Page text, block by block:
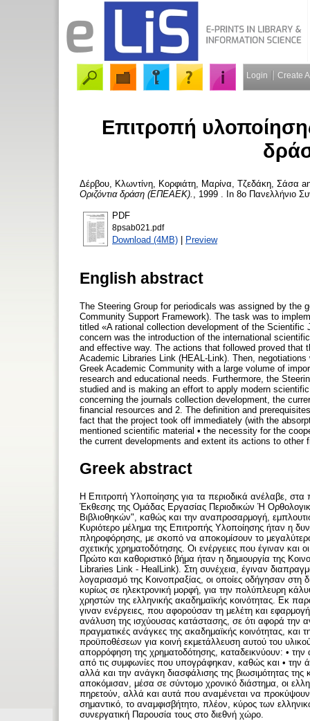
Login Create
Επιτροπή
Δέρβου, Κλωντίνη Κορφιάτη, Μαρίνα Τζεδάκη, Σάσα
Οριζόντια δράση (ΕΠΕΑΕΚ).
, 1999 . In 8ο Πανελλήνιο
PDF
8psab021.pdf
Download (4MB) | Preview
English abstract
The Steering Group for periodicals was assigned by the
Community Support Framework). The task was to
titled «A rational collection development of the
concern was the introduction of the international
and effective way. The actions that followed proved
Academic Libraries Link (HEAL-Link). Then,
Greek Academic Community with a large volume of
research and educational needs. Furthermore, the
studied and is making an effort to apply modern
concerning the journals collection development, the
financial resources and 2. The definition and
fact that the project took off immediately (with the
mentioned scientific material • the necessity for the
the current developments and extent its actions to other
Greek abstract
Η Επιτροπή Υλοποίησης για τα περιοδι­κά ανέλαβε,
Έκθεσης της Ομάδας Εργασίας Πε­ριοδικών Ή
Βιβλιοθηκών", καθώς και την αναπροσαρμογή,
Κυριότερο μέλημα της Επιτροπής Υλο­ποίησης ήταν η
πληροφόρησης, με σκοπό να αποκο­μίσουν το
σχετικής χρηματοδότησης. Οι ενέργειες που έγιναν και
Πρώτο και καθοριστικό βήμα ήταν η δη­μιουργία της
Libraries Link - HealLink). Στη συ­νέχεια, έγιναν
λογαριασμό της Κοινοπραξί­ας, οι οποίες οδήγησαν στη
κυρίως σε ηλε­κτρονική μορφή, για την πολύπλευρη
χρηστών της ελληνικής ακαδημαϊκής κοινότητας. Εκ
γιναν ενέργειες, που αφορούσαν τη με­λέτη και
ανάλυση της ισχύουσας κατάστασης, σε ότι αφορά την
πραγματικές ανάγκες της ακαδημαϊκής κοινότητας, και
προϋποθέσεων για κοινή εκμετάλλευση αυτού του
απορρόφηση της χρηματοδότησης, καταδεικνύουν: •
από τις συμφωνίες που υπογράφηκαν, καθώς και • την
αλλά και την ανάγκη διασφάλισης της βιωσιμότητας
αποκόμισαν, μέσα σε σύντομο χρονικό διάστημα, οι
πηρετούν, αλλά και αυτά που αναμένε­ται να
σημαντικό, το αναμφισβήτητο, πλέον, κύρος των
συνεργατική Παρουσία τους στο διεθνή χώρο.